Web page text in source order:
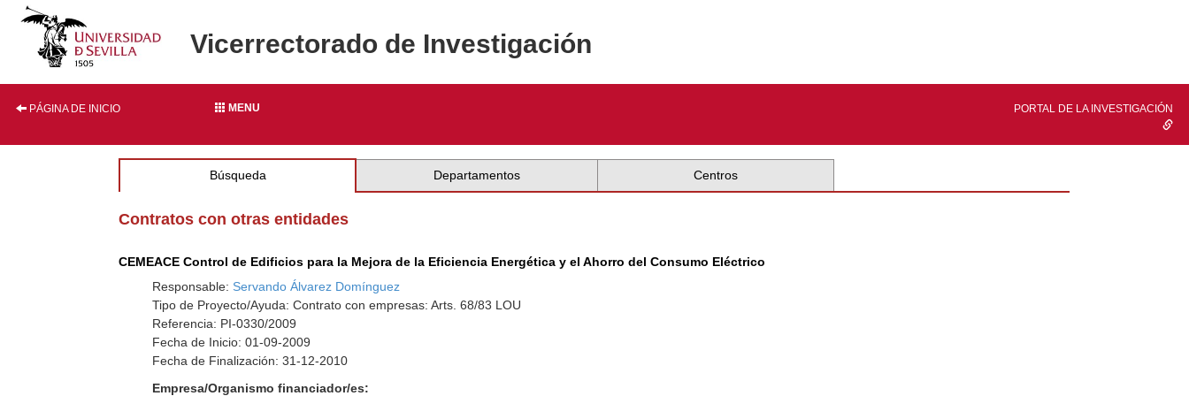
Vicerrectorado de Investigación
PÁGINA DE INICIO MENU PORTAL DE LA INVESTIGACIÓN
Búsqueda Departamentos Centros
Contratos con otras entidades
CEMEACE Control de Edificios para la Mejora de la Eficiencia Energética y el Ahorro del Consumo Eléctrico
Responsable: Servando Álvarez Domínguez
Tipo de Proyecto/Ayuda: Contrato con empresas: Arts. 68/83 LOU
Referencia: PI-0330/2009
Fecha de Inicio: 01-09-2009
Fecha de Finalización: 31-12-2010
Empresa/Organismo financiador/es: